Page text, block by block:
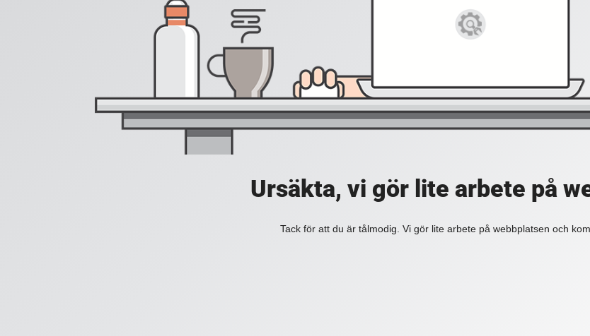
Ursäkta, vi gör lite arbete på
Tack för att du är tålmodig. Vi gör lite arbete på webbplatsen och